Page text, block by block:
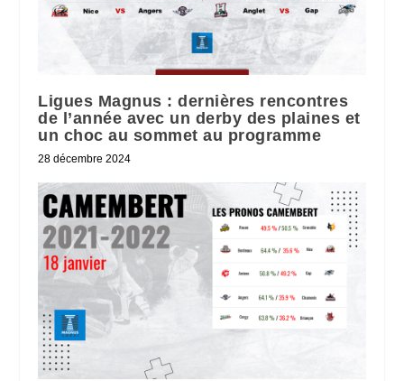
Ligues Magnus : dernières rencontres
de l’année avec un derby des plaines et
un choc au sommet au programme
28 décembre 2024